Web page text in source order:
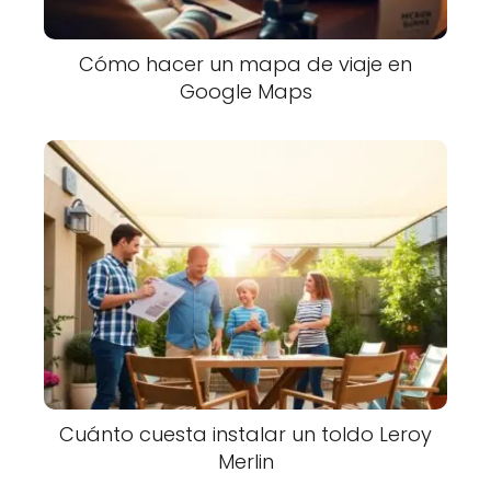
Cómo hacer un mapa de viaje en
Google Maps
Cuánto cuesta instalar un toldo Leroy
Merlin